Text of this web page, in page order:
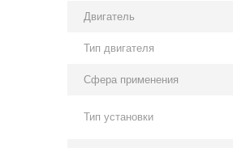
Двигатель
Тип двигателя
Сфера применения
Тип установки